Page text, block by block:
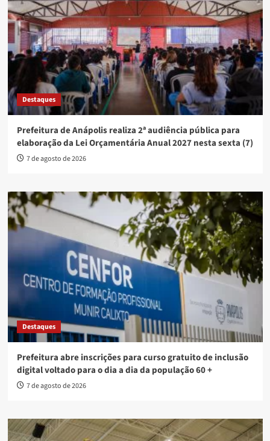
Destaques
Prefeitura de Anápolis realiza 2ª audiência pública para
elaboração da Lei Orçamentária Anual 2027 nesta sexta (7)
7 de agosto de 2026
Destaques
Prefeitura abre inscrições para curso gratuito de inclusão
digital voltado para o dia a dia da população 60 +
7 de agosto de 2026